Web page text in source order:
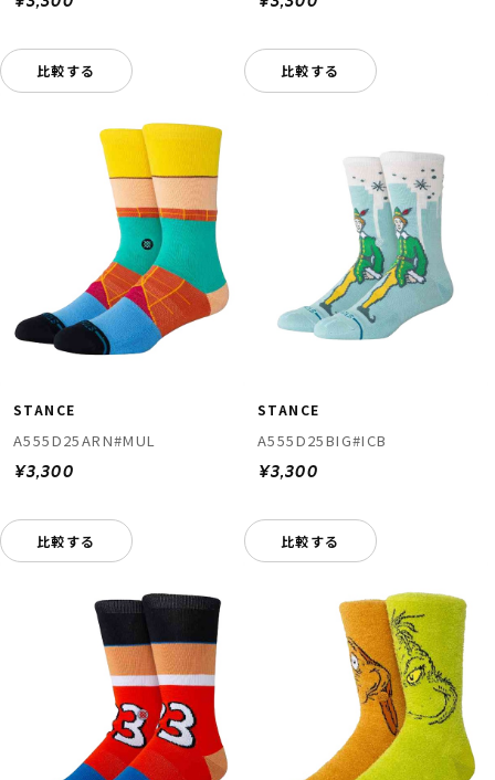
比較する 比較する
STANCE
A555D25ARN#MUL
¥3,300
比較する
STANCE
A555D25BIG#ICB
¥3,300
比較する